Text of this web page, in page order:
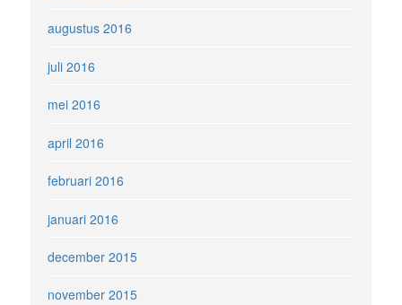
augustus 2016
juli 2016
mei 2016
april 2016
februari 2016
januari 2016
december 2015
november 2015